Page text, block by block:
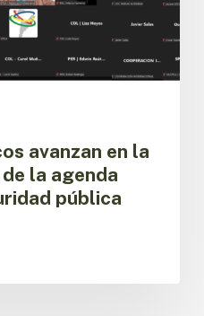
avanzan en la
la agenda
pública